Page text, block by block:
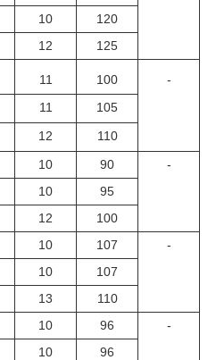
10
120
12 125
11 100
-
11
105
12
110
10 90
-
10
95
12
100
10 107
-
10
107
13
110
10 96
-
10
96